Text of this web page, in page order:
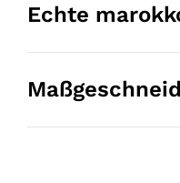
Echte